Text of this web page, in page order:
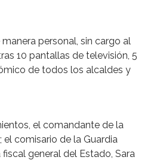
personal, sin cargo al
10 pantallas de televisión, 5
de todos los alcaldes y
el comandante de la
el comisario de la Guardia
general del Estado, Sara